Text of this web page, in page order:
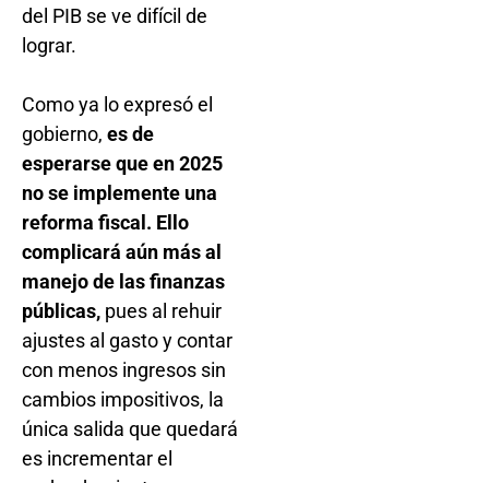
del PIB se ve difícil de
lograr.
Como ya lo expresó el
gobierno, es de
esperarse que en 2025
no se implemente una
reforma fiscal. Ello
complicará aún más al
manejo de las finanzas
públicas, pues al rehuir
ajustes al gasto y contar
con menos ingresos sin
cambios impositivos, la
única salida que quedará
es incrementar el